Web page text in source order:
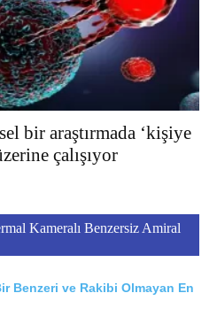
bir araştırmada ‘kişiye
çalışıyor
Kameralı Benzersiz Amiral
Benzeri ve Rakibi Olmayan En